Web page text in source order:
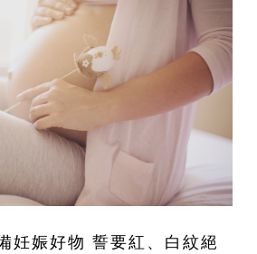
妊娠好物 誓要紅、白紋絕